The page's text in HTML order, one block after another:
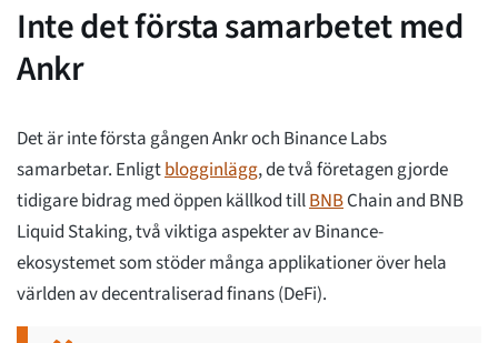
Inte det första samarbetet med
Ankr
Det är inte första gången Ankr och Binance Labs
samarbetar. Enligtblogginlägg, de två företagen gjorde
tidigare bidrag med öppen källkod tillBNBChain and BNB
Liquid Staking, två viktiga aspekter av Binance-
ekosystemet som stöder många applikationer över hela
världen av decentraliserad finans (DeFi).